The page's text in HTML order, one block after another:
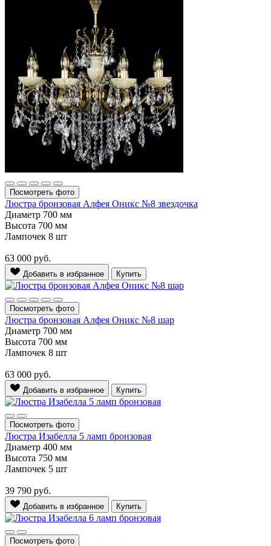
Посмотреть фото
Люстра бронзовая Алфея Оникс №8 звездочка
Диаметр 700 мм
Высота 700 мм
Лампочек 8 шт
63 000 руб.
Добавить в избранное Купить
Посмотреть фото
Люстра бронзовая Алфея Оникс №8 шар
Диаметр 700 мм
Высота 700 мм
Лампочек 8 шт
63 000 руб.
Добавить в избранное Купить
Посмотреть фото
Люстра Изабелла 5 ламп бронзовая
Диаметр 400 мм
Высота 750 мм
Лампочек 5 шт
39 790 руб.
Добавить в избранное Купить
Посмотреть фото